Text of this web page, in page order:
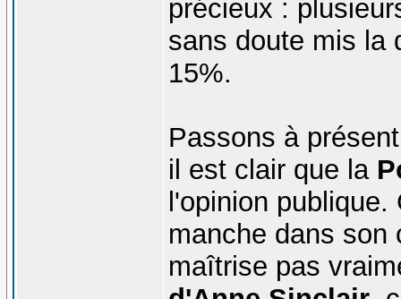
précieux :
sans doute mis la
15%.
Passons à
il est clair que la
l'opinion
manche dans
maîtrise pas